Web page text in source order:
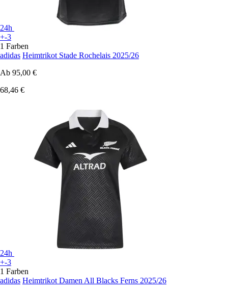
24h
+-3
1 Farben
adidas Heimtrikot Stade Rochelais 2025/26
Ab 95,00 €
68,46 €
24h
+-3
1 Farben
adidas Heimtrikot Damen All Blacks Ferns 2025/26